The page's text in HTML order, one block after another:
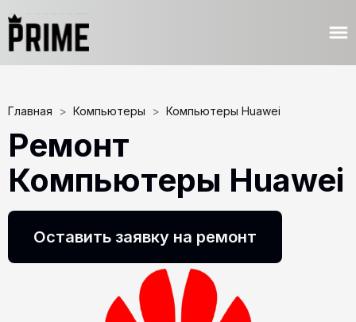
Главная > Компьютеры > Компьютеры Huawei
Ремонт
Компьютеры Huawei
Оставить заявку на ремонт